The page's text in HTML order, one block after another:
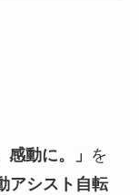
感動に。」 を
アシスト自転